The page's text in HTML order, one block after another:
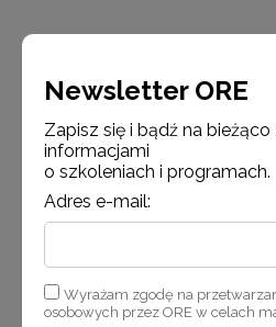
Newsletter ORE
Zapisz się i bądź na
informacjami
o szkoleniach i programach.
Adres e-mail:
Wyrażam zgodę na
osobowych przez ORE w celach